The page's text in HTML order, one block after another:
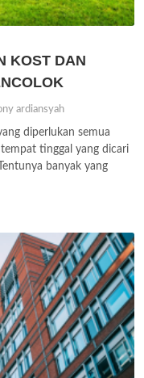
KOST DAN
ardiansyah
diperlukan semua
tinggal yang dicari
banyak yang